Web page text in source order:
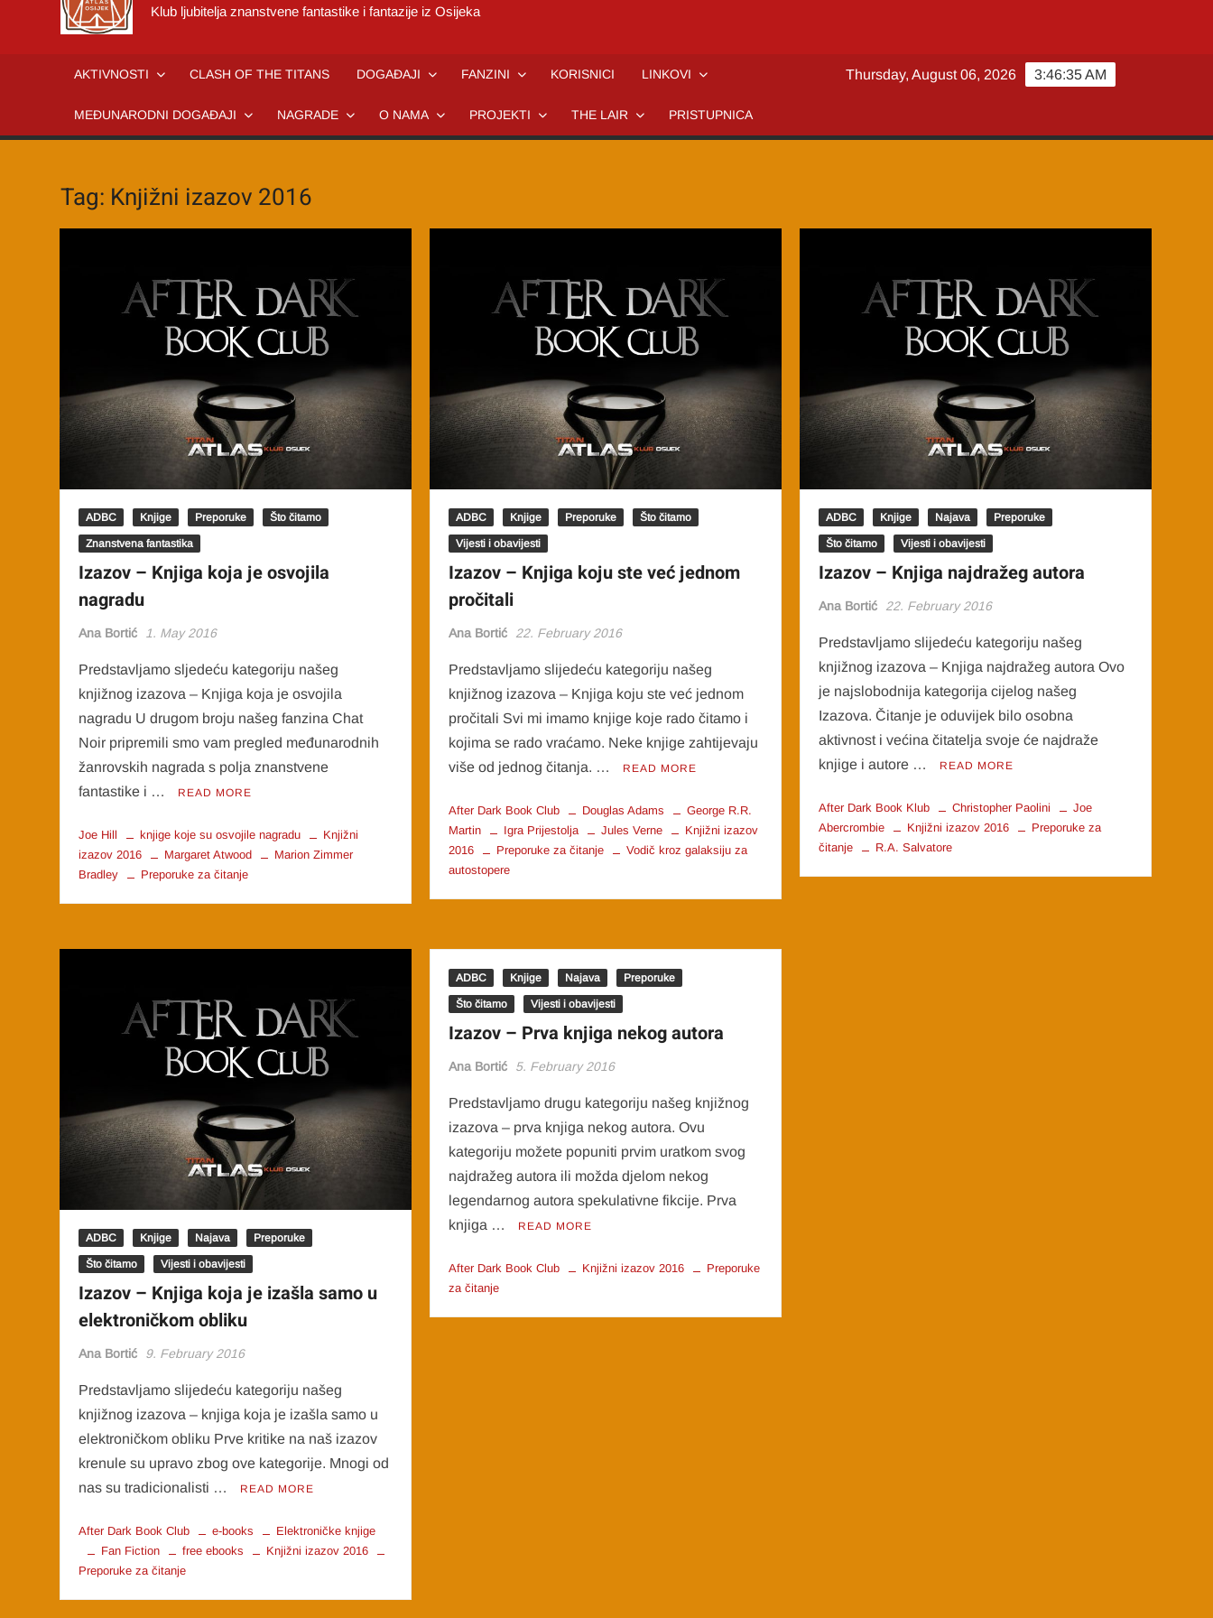
Klub ljubitelja znanstvene fantastike i fantazije iz Osijeka
AKTIVNOSTI CLASH OF THE TITANS DOGAĐAJI FANZINI KORISNICI LINKOVI
MEĐUNARODNI DOGAĐAJI NAGRADE O NAMA PROJEKTI THE LAIR PRISTUPNICA
3:46:36 AM
Thursday, August 06, 2026
Tag: Knjižni izazov 2016
ADBC Knjige Preporuke Što čitamo
Znanstvena fantastika
Izazov – Knjiga koja je osvojila
nagradu
Ana Bortić 1. May 2016
Predstavljamo sljedeću kategoriju našeg
knjižnog izazova – Knjiga koja je osvojila
nagradu U drugom broju našeg fanzina Chat
Noir pripremili smo vam pregled međunarodnih
žanrovskih nagrada s polja znanstvene
fantastike i …
READ MORE
Joe Hill knjige koje su osvojile nagradu
Knjižni
izazov 2016
Margaret Atwood
Marion Zimmer
Bradley
Preporuke za čitanje
ADBC Knjige Preporuke Što čitamo
Vijesti i obavijesti
Izazov – Knjiga koju ste već jednom
pročitali
Ana Bortić 22. February 2016
Predstavljamo slijedeću kategoriju našeg
knjižnog izazova – Knjiga koju ste već jednom
pročitali Svi mi imamo knjige koje rado čitamo i
kojima se rado vraćamo. Neke knjige zahtijevaju
više od jednog čitanja. …
READ MORE
After Dark Book Club Douglas Adams
George R.R.
Martin
Igra Prijestolja Jules Verne
Knjižni izazov
2016
Preporuke za čitanje
Vodič kroz galaksiju za
autostopere
ADBC Knjige Najava Preporuke
Što čitamo Vijesti i obavijesti
Izazov – Knjiga najdražeg autora
Ana Bortić 22. February 2016
Predstavljamo slijedeću kategoriju našeg
knjižnog izazova – Knjiga najdražeg autora Ovo
je najslobodnija kategorija cijelog našeg
Izazova. Čitanje je oduvijek bilo osobna
aktivnost i većina čitatelja svoje će najdraže
knjige i autore …
READ MORE
After Dark Book Klub Christopher Paolini
Joe
Abercrombie
Knjižni izazov 2016
Preporuke za
čitanje
R.A. Salvatore
ADBC Knjige Najava Preporuke
Što čitamo Vijesti i obavijesti
Izazov – Knjiga koja je izašla samo u
elektroničkom obliku
Ana Bortić 9. February 2016
Predstavljamo slijedeću kategoriju našeg
knjižnog izazova – knjiga koja je izašla samo u
elektroničkom obliku Prve kritike na naš izazov
krenule su upravo zbog ove kategorije. Mnogi od
nas su tradicionalisti …
READ MORE
After Dark Book Club e-books
Elektroničke knjige
Fan Fiction
free ebooks
Knjižni izazov 2016
Preporuke za čitanje
ADBC Knjige Najava Preporuke
Što čitamo Vijesti i obavijesti
Izazov – Prva knjiga nekog autora
Ana Bortić 5. February 2016
Predstavljamo drugu kategoriju našeg knjižnog
izazova – prva knjiga nekog autora. Ovu
kategoriju možete popuniti prvim uratkom svog
najdražeg autora ili možda djelom nekog
legendarnog autora spekulativne fikcije. Prva
knjiga …
READ MORE
After Dark Book Club Knjižni izazov 2016
Preporuke
za čitanje